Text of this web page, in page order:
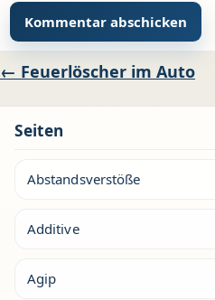
Beitragsnavigation
← Feuerlöscher im Auto
Seiten
Abstandsverstöße
Additive
Agip